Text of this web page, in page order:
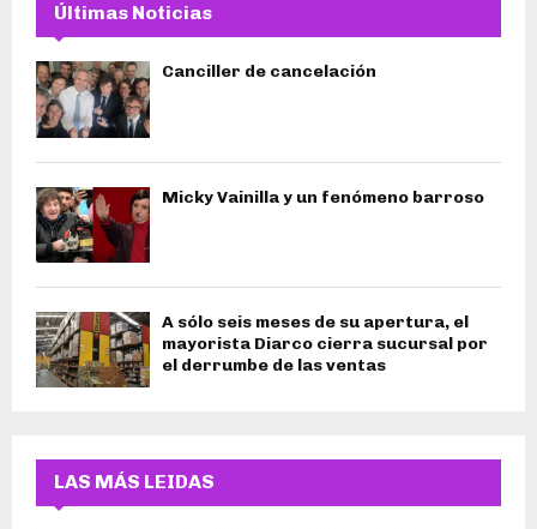
Últimas Noticias
Canciller de cancelación
Micky Vainilla y un fenómeno barroso
A sólo seis meses de su apertura, el
mayorista Diarco cierra sucursal por
el derrumbe de las ventas
LAS MÁS LEIDAS